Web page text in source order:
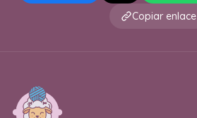
Copiar enlace